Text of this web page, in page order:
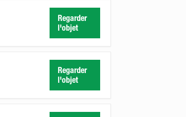
Regarder
l'objet
Regarder
l'objet